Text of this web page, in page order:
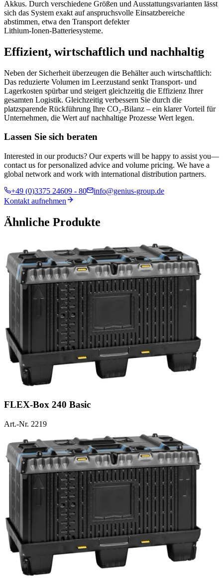
Akkus. Durch verschiedene Größen und Ausstattungsvarianten lässt
sich das System exakt auf anspruchsvolle Einsatzbereiche
abstimmen, etwa den Transport defekter
Lithium‑Ionen‑Batteriesysteme.
Effizient, wirtschaftlich und nachhaltig
Neben der Sicherheit überzeugen die Behälter auch wirtschaftlich:
Das reduzierte Volumen im Leerzustand senkt Transport- und
Lagerkosten spürbar und steigert gleichzeitig die Effizienz Ihrer
gesamten Logistik. Gleichzeitig verbessern Sie durch die
platzsparende Rückführung Ihre CO₂‑Bilanz – ein klarer Vorteil für
Unternehmen, die Wert auf nachhaltige Prozesse Wert legen.
Lassen Sie sich beraten
Interested in our products? Our experts will be happy to assist you—
contact us for personalized advice and volume pricing. We have a
global network and work with international distribution partners.
+49 (0)3375 24609 - 80
info@genius-group.de
Kontakt aufnehmen
Ähnliche Produkte
FLEX-Box 240 Basic
Art.-Nr. 2219